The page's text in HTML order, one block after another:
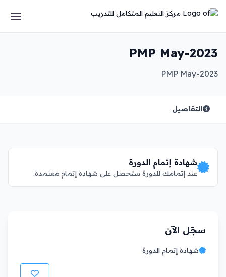
PMP May-2023
PMP May-2023
التفاصيل
شهادة إتمام الدورة
عند إتمامك للدورة ستحصل على شهادة إتمام معتمدة.
سجّل الآن
شهادة إتمام الدورة